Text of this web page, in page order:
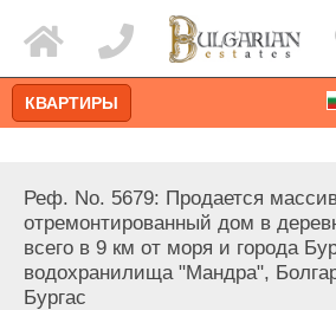
КВАРТИРЫ
Реф. No. 5679: Продается
отремонтированный дом в
всего в 9 км от моря и города
водохранилища "Мандра",
Бургас